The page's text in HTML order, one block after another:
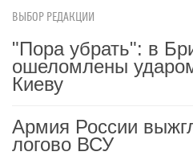
ВЫБОР РЕДАКЦИИ
"Пора убрать": в
ошеломлены
Киеву
Армия России
логово ВСУ